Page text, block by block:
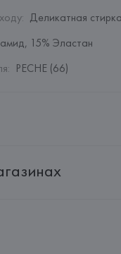
: Деликатная
15% Эластан
: PECHE (66)
220030, г.